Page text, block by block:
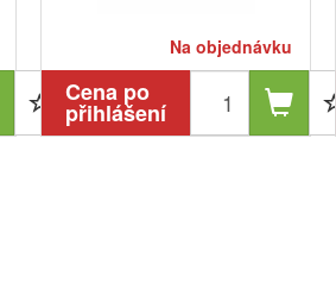
Na objednávku
Cena po
přihlášení